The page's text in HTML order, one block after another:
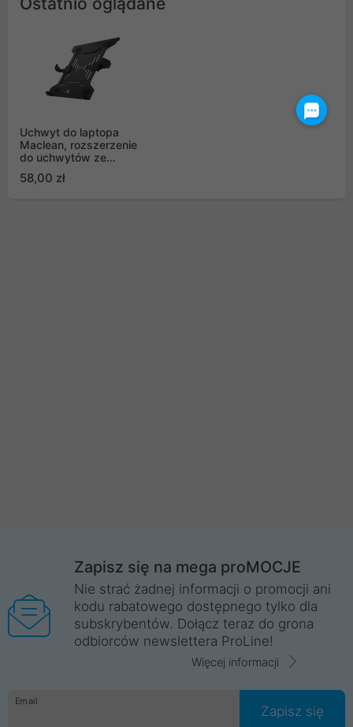
Uchwyt do laptopa
Maclean, rozszerzenie
do uchwytów ze
58,00 zł
Zapisz się na mega proMOCJE
Nie strać żadnej informacji o promocji ani
kodu rabatowego dostępnego tylko dla
subskrybentów. Dołącz teraz do grona
odbiorców newslettera ProLine!
Więcej informacji
Email
Zapisz się